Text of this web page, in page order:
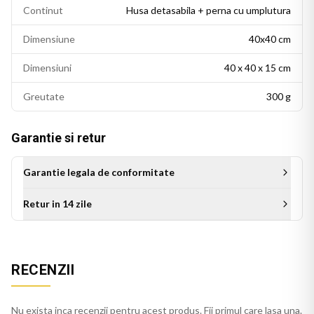
cu ocazia zilei de nastere, Zilei Mamei pe 8 Mai, sau a oricarui
deosebeste de cadourile obisnuite si ramane un suvenir cu
Continut Husa detasabila + perna cu umplutura
Dimensiune 40x40 cm
Dimensiuni 40 x 40 x 15 cm
Greutate 300 g
Garantie si retur
Garantie legala de conformitate
Retur in 14 zile
RECENZII
Nu exista inca recenzii pentru acest produs. Fii primul care lasa una.